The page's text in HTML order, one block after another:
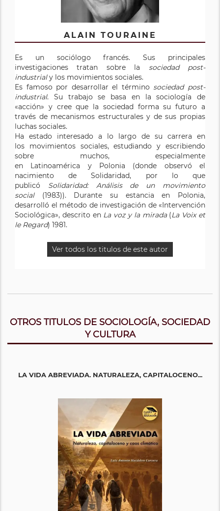
ALAIN TOURAINE
Es un sociólogo francés. Sus principales
investigaciones tratan sobre la sociedad post-
industrialy los movimientos sociales.
Es famoso por desarrollar el términosociedad post-
industrial. Su trabajo se basa en la sociología de
«acción» y cree que la sociedad forma su futuro a
través de mecanismos estructurales y de sus propias
luchas sociales.
Ha estado interesado a lo largo de su carrera en
los movimientos sociales, estudiando y escribiendo
sobre muchos, especialmente
en Latinoamérica y Polonia (donde observó el
nacimiento de Solidaridad, por lo que
publicó Solidaridad: Análisis de un movimiento
social(1983)). Durante su estancia en Polonia,
desarrolló el método de investigación de «Intervención
Sociológica», descrito en La voz y la mirada(La Voix et
le Regard) 1981.
Ver todos los titulos de este autor
OTROS TITULOS DE SOCIOLOGÍA, SOCIEDAD
Y CULTURA
LA VIDA ABREVIADA. NATURALEZA, CAPITALOCENO...